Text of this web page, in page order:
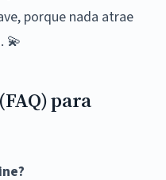
porque nada atrae
💫
para